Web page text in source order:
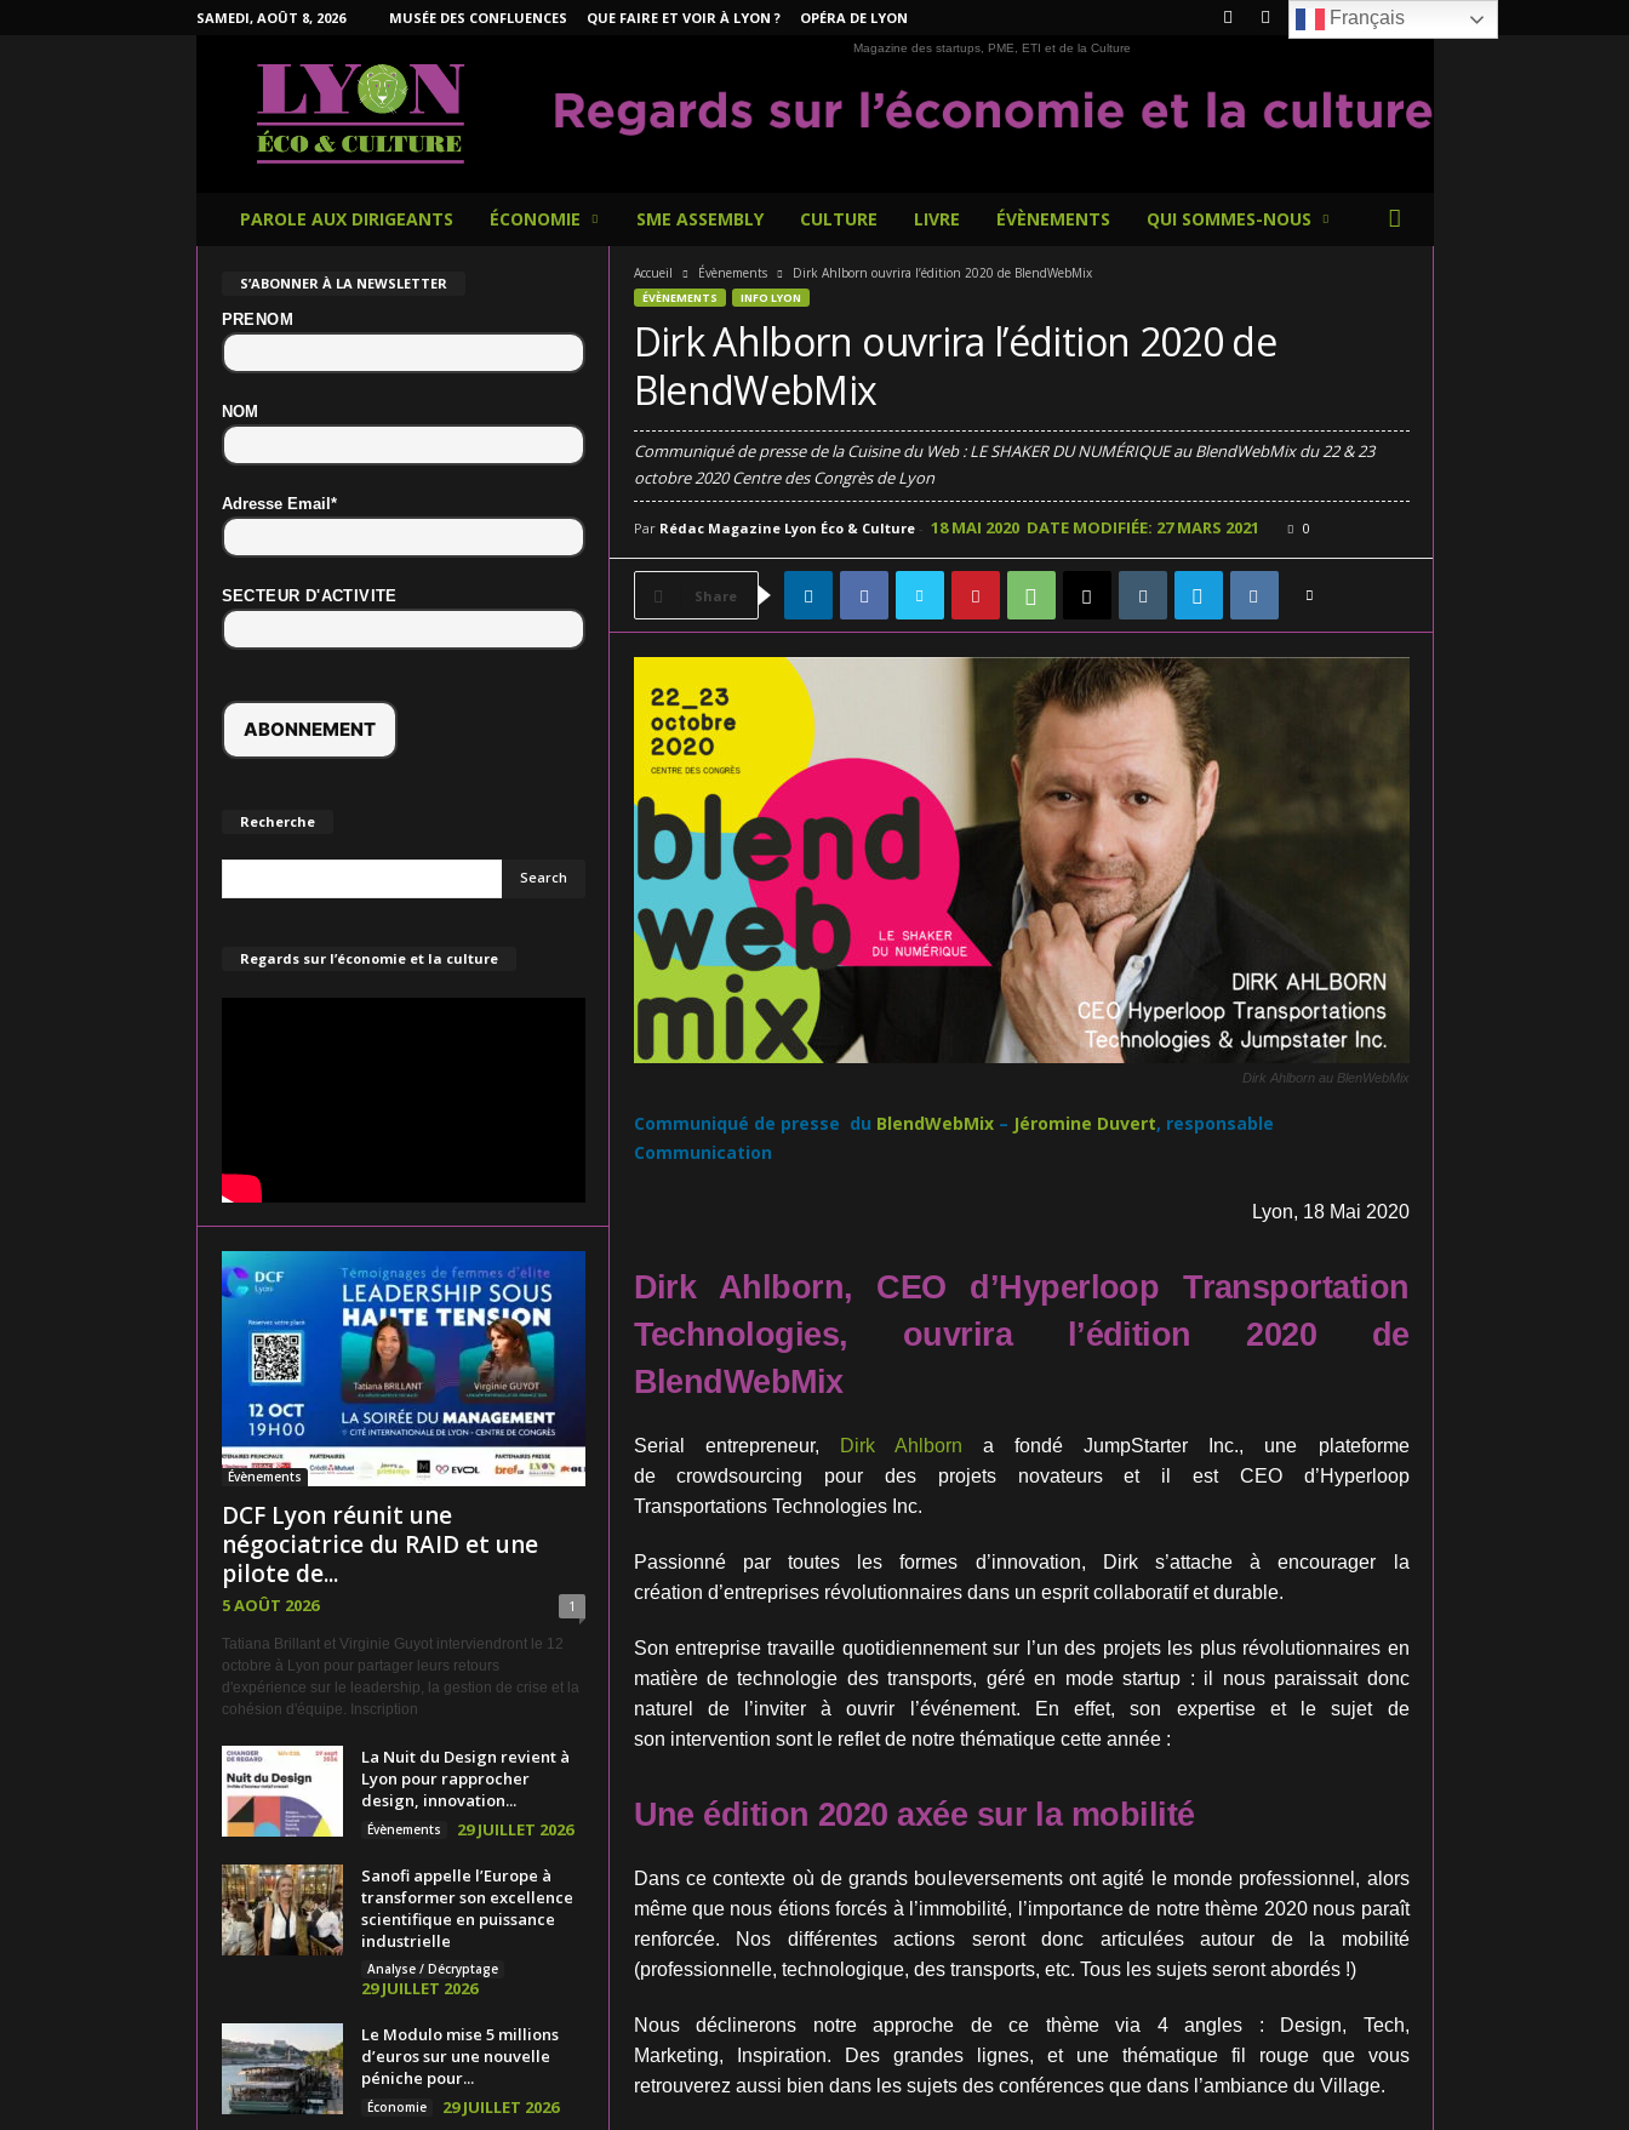
SAMEDI, AOÛT 8, 2026 MUSÉE DES CONFLUENCES QUE FAIRE ET VOIR À LYON ? OPÉRA DE LYON
Magazine des startups, PME, ETI et de la Culture
PAROLE AUX DIRIGEANTS ÉCONOMIE SME ASSEMBLY CULTURE LIVRE ÉVÈNEMENTS QUI SOMMES-NOUS
Accueil Évènements Dirk Ahlborn ouvrira l’édition 2020 de BlendWebMix
ÉVÈNEMENTS INFO LYON
Dirk Ahlborn ouvrira l’édition 2020 de
BlendWebMix
Communiqué de presse de la Cuisine du Web : LE SHAKER DU NUMÉRIQUE au BlendWebMix du 22 & 23
octobre 2020 Centre des Congrès de Lyon
Par Rédac Magazine Lyon Éco & Culture- 18 MAI 2020 DATE MODIFIÉE: 27 MARS 2021 0
Share
Dirk Ahlborn au BlenWebMix
Communiqué de presse du BlendWebMix– Jéromine Duvert, responsable
Communication
Lyon, 18 Mai 2020
Dirk Ahlborn, CEO d’Hyperloop Transportation
Technologies, ouvrira l’édition 2020 de
BlendWebMix
Serial entrepreneur, Dirk Ahlborn a fondé JumpStarter Inc., une plateforme
decrowdsourcing pour des projets novateurs et il est CEO d’Hyperloop
Transportations Technologies Inc.
Passionné par toutes les formes d’innovation, Dirk s’attache à encourager la
création d’entreprises révolutionnaires dans un esprit collaboratif et durable.
Son entreprise travaille quotidiennement sur l’un des projets les plus révolutionnaires en
matière de technologie des transports, géré en mode startup : il nous paraissait donc
naturel de l’inviter à ouvrir l’événement. En effet, son expertise et le sujet de
son intervention sont le reflet de notre thématique cette année :
Une édition 2020 axée sur la mobilité
Dans ce contexte où de grands bouleversements ont agité le monde professionnel, alors
même que nous étions forcés à l’immobilité, l’importance de notre thème 2020 nous paraît
renforcée. Nos différentes actions seront donc articulées autour de la mobilité
(professionnelle, technologique, des transports, etc. Tous les sujets serontabordés !)
Nous déclinerons notre approche de ce thème via 4 angles : Design, Tech,
Marketing,
Inspiration. Des grandes lignes, et une thématique fil rouge que vous
retrouverez aussi bien dans les sujets des conférences que dans l’ambiance du Village.
S’ABONNER À LA NEWSLETTER
PRENOM
NOM
Adresse Email*
SECTEUR D'ACTIVITE
Recherche
Regards sur l’économie et la culture
Évènements
DCF Lyon réunit une
négociatrice du RAID et une
pilote de...
5 AOÛT 2026 1
Tatiana Brillant et Virginie Guyot interviendront le 12
octobre à Lyon pour partager leurs retours
d'expérience sur le leadership, la gestion de crise et la
cohésion d'équipe. Inscription
La Nuit du Design revient à
Lyon pour rapprocher
design, innovation...
Évènements 29 JUILLET 2026
Sanofi appelle l’Europe à
transformer son excellence
scientifique en puissance
industrielle
Analyse / Décryptage
29 JUILLET 2026
Le Modulo mise 5 millions
d’euros sur une nouvelle
péniche pour...
Économie 29 JUILLET 2026
Français